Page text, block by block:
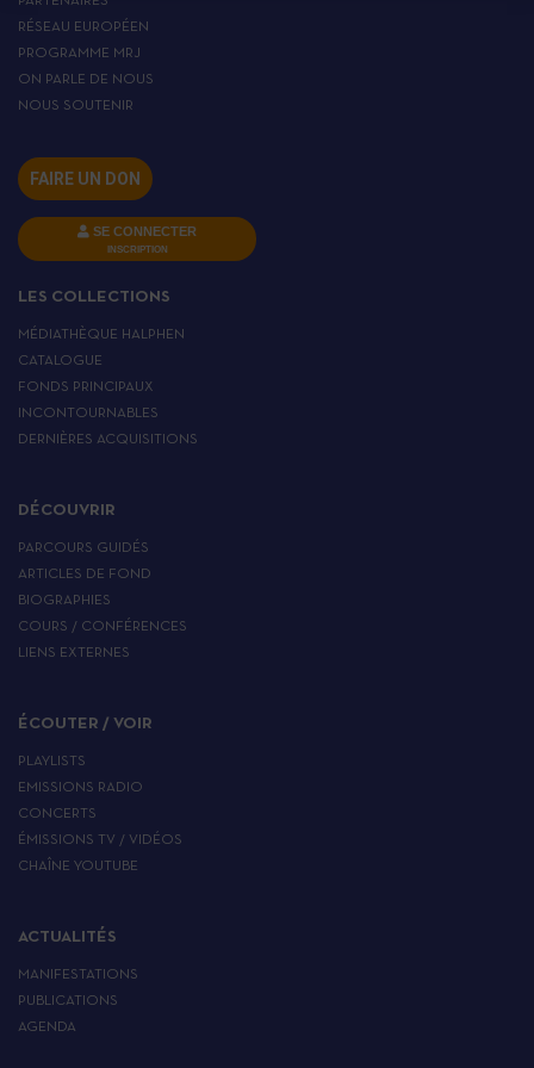
RÉSEAU EUROPÉEN
PROGRAMME MRJ
ON PARLE DE NOUS
NOUS SOUTENIR
FAIRE UN DON
SE CONNECTER
INSCRIPTION
LES COLLECTIONS
MÉDIATHÈQUE HALPHEN
CATALOGUE
FONDS PRINCIPAUX
INCONTOURNABLES
DERNIÈRES ACQUISITIONS
DÉCOUVRIR
PARCOURS GUIDÉS
ARTICLES DE FOND
BIOGRAPHIES
COURS / CONFÉRENCES
LIENS EXTERNES
ÉCOUTER / VOIR
PLAYLISTS
EMISSIONS RADIO
CONCERTS
ÉMISSIONS TV / VIDÉOS
CHAÎNE YOUTUBE
ACTUALITÉS
MANIFESTATIONS
PUBLICATIONS
AGENDA